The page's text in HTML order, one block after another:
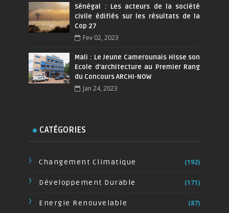
Sénégal : Les acteurs de la société
civile édifiés sur les résultats de la
Cop 27
Fev 02, 2023
Mali : Le Jeune Camerounais Hisse son
Ecole d’architecture au Premier Rang
du Concours ARCHI-NOW
Jan 24, 2023
CATÉGORIES
Changement Climatique (192)
Développement Durable (171)
Energie Renouvelable (87)